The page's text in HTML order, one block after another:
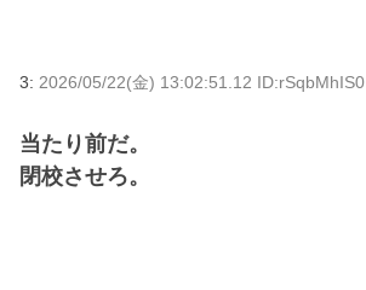
3: 2026/05/22(金) 13:02:51.12 ID:rSqbMhIS0
当たり前だ。
閉校させろ。